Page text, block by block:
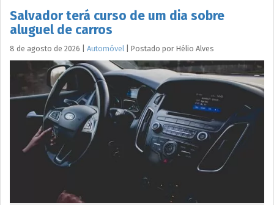
Salvador terá curso de um dia sobre
aluguel de carros
8 de agosto de 2026 Automóvel Postado por Hélio Alves